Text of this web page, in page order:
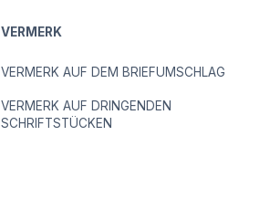
VERMERK
VERMERK AUF DEM BRIEFUMSCHLAG
VERMERK AUF DRINGENDEN
SCHRIFTSTÜCKEN